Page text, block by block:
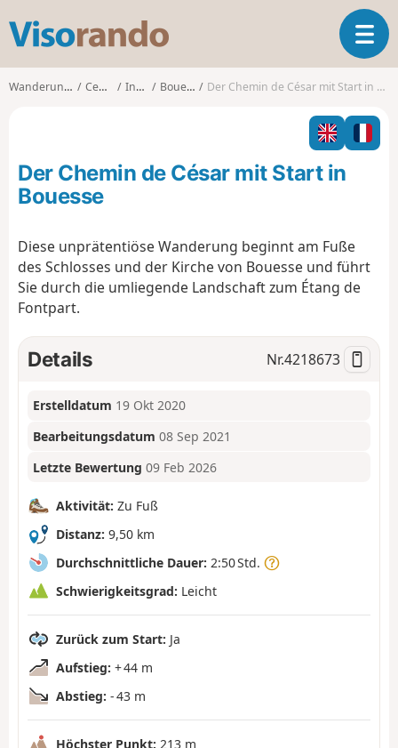
s
o
o
T
o
g
l
n
t
Wanderungen Centre Indre Bouesse Der Chemin de César mit Start in Bouesse
Der Chemin de César mit Start in
Bouesse
Diese unprätentiöse Wanderung beginnt am Fuße
des Schlosses und der Kirche von Bouesse und führt
Sie durch die umliegende Landschaft zum Étang de
Fontpart.
Details Nr.4218673
Erstelldatum 19 Okt 2020
Bearbeitungsdatum 08 Sep 2021
Letzte Bewertung 09 Feb 2026
Aktivität: Zu Fuß
Distanz: 9,50 km
Durchschnittliche Dauer: 2:50 Std.
Schwierigkeitsgrad: Leicht
Zurück zum Start: Ja
Aufstieg: + 44 m
Abstieg: - 43 m
Höchster Punkt: 213 m